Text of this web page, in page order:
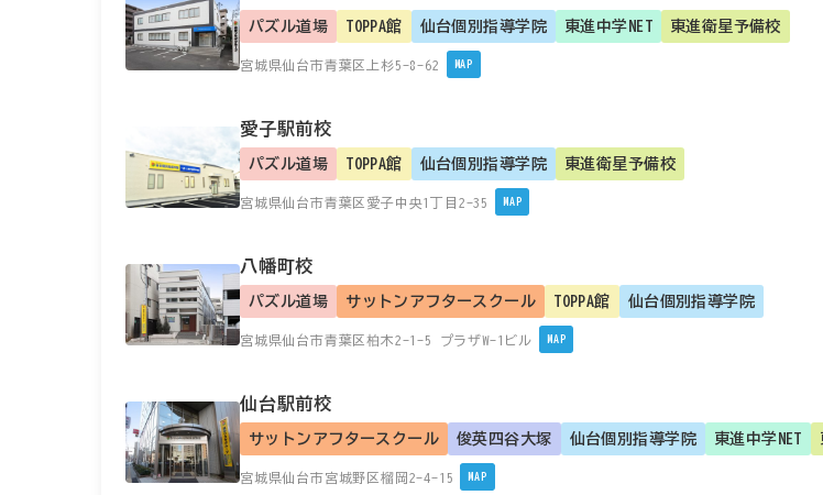
パズル道場 TOPPA館 仙台個別指導学院 東進中学NET 東進衛星予備校
宮城県仙台市青葉区上杉5-8-62 MAP
愛子駅前校
パズル道場 TOPPA館 仙台個別指導学院 東進衛星予備校
宮城県仙台市青葉区愛子中央1丁目2-35 MAP
八幡町校
パズル道場 サットンアフタースクール TOPPA館 仙台個別指導学院
宮城県仙台市青葉区柏木2-1-5 プラザW-1ビル MAP
仙台駅前校
サットンアフタースクール 俊英四谷大塚 仙台個別指導学院 東進中学NET
宮城県仙台市宮城野区榴岡2-4-15 MAP